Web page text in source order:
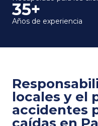
35+
Años de experiencia
locales y el
accidentes